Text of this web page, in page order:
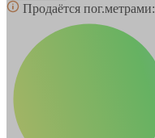
Продаётся пог.метрами: